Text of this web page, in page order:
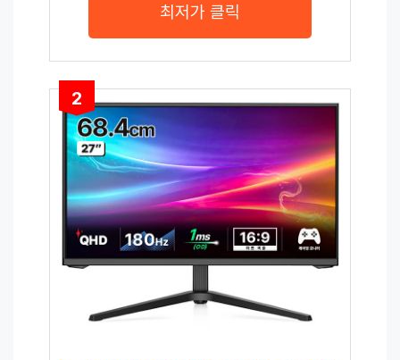
최저가 클릭
2